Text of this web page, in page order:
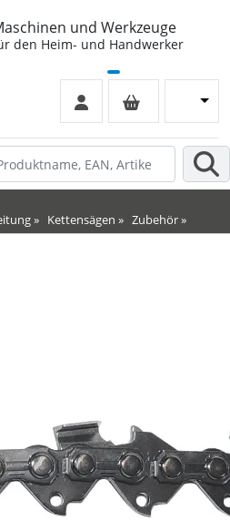
und Werkzeuge
den Heim- und Handwerker
» Kettensägen » Zubehör»